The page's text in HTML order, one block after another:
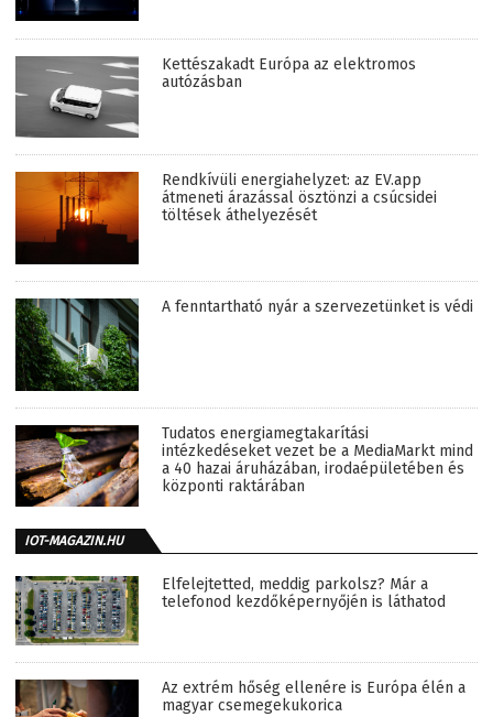
Kettészakadt Európa az elektromos
autózásban
Rendkívüli energiahelyzet: az EV.app
átmeneti árazással ösztönzi a csúcsidei
töltések áthelyezését
A fenntartható nyár a szervezetünket is védi
Tudatos energiamegtakarítási
intézkedéseket vezet be a MediaMarkt mind
a 40 hazai áruházában, irodaépületében és
központi raktárában
IOT-MAGAZIN.HU
Elfelejtetted, meddig parkolsz? Már a
telefonod kezdőképernyőjén is láthatod
Az extrém hőség ellenére is Európa élén a
magyar csemegekukorica